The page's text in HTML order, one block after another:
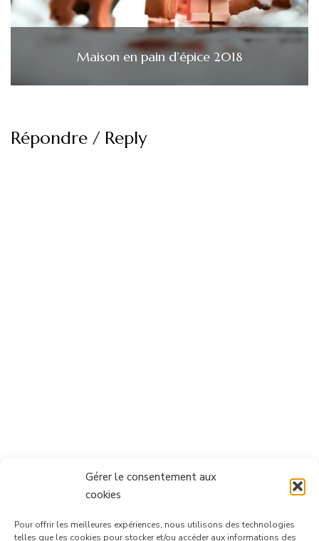
Gérer le consentement aux
cookies
Pour offrir les meilleures expériences, nous utilisons des technologies
telles que les cookies pour stocker et/ou accéder aux informations des
Maison en pain d’épice 2018
Répondre / Reply